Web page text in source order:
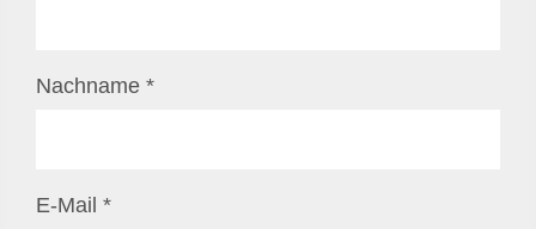
Nachname *
E-Mail *